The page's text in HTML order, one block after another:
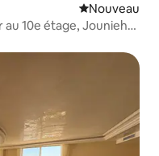
Nouvel
Nouveau
au 10e étage, Jounieh